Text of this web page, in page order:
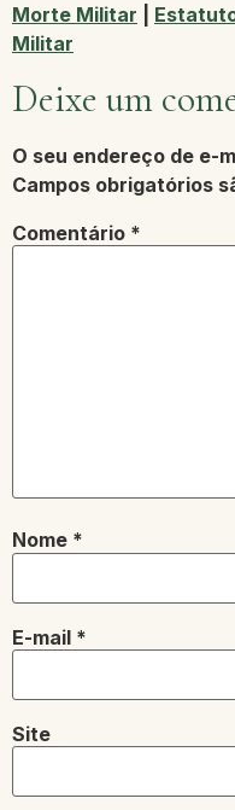
Morte Militar
Militar
Deixe um
O seu endereço de e-
Campos obrigatórios
Comentário *
Nome *
E-mail *
Site